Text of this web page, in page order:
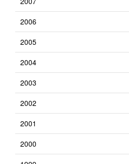
2006
2005
2004
2003
2002
2001
2000